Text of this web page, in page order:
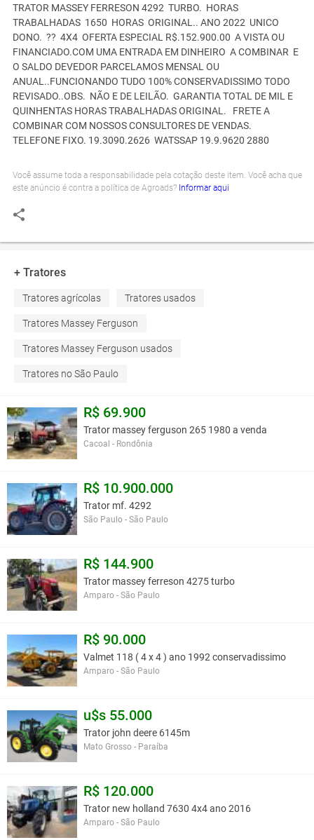
TRATOR MASSEY FERRESON 4292 TURBO. HORAS
TRABALHADAS 1650 HORAS ORIGINAL.. ANO 2022 UNICO
DONO. ?? 4X4 OFERTA ESPECIAL R$.152.900.00 A VISTA OU
FINANCIADO.COM UMA ENTRADA EM DINHEIRO A COMBINAR E
O SALDO DEVEDOR PARCELAMOS MENSAL OU
ANUAL..FUNCIONANDO TUDO 100% CONSERVADISSIMO TODO
REVISADO..OBS. NÃO E DE LEILÃO. GARANTIA TOTAL DE MIL E
QUINHENTAS HORAS TRABALHADAS ORIGINAL. FRETE A
COMBINAR COM NOSSOS CONSULTORES DE VENDAS.
TELEFONE FIXO. 19.3090.2626 WATSSAP 19.9.9620 2880
Você assume toda a responsabilidade pela cotação deste item. Você acha que
este anúncio é contra a política de Agroads? Informar aqui
+ Tratores
Tratores agrícolas Tratores usados
Tratores Massey Ferguson
Tratores Massey Ferguson usados
Tratores no São Paulo
R$ 69.900
Trator massey ferguson 265 1980 a venda
Cacoal - Rondônia
R$ 10.900.000
Trator mf. 4292
São Paulo - São Paulo
R$ 144.900
Trator massey ferreson 4275 turbo
Amparo - São Paulo
R$ 90.000
Valmet 118 ( 4 x 4 ) ano 1992 conservadissimo
Amparo - São Paulo
u$s 55.000
Trator john deere 6145m
Mato Grosso - Paraíba
R$ 120.000
Trator new holland 7630 4x4 ano 2016
Amparo - São Paulo